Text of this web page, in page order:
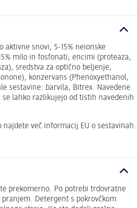
aktivne snovi; 5-15% neionske
milo in fosfonati; encimi (proteaza,
sredstva za optično beljenje,
konzervans (Phenoxyethanol,
sestavine: barvila, Bitrex. Navedene
lahko razlikujejo od tistih navedenih
najdete več informacij EU o sestavinah.
prekomerno. Po potrebi trdovratne
Detergent s pokrovčkom